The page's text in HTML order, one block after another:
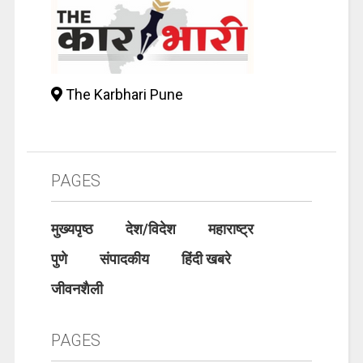
The Karbhari Pune
PAGES
मुख्यपृष्ठ देश/विदेश
महाराष्ट्र
पुणे
संपादकीय
हिंदी खबरे
जीवनशैली
PAGES